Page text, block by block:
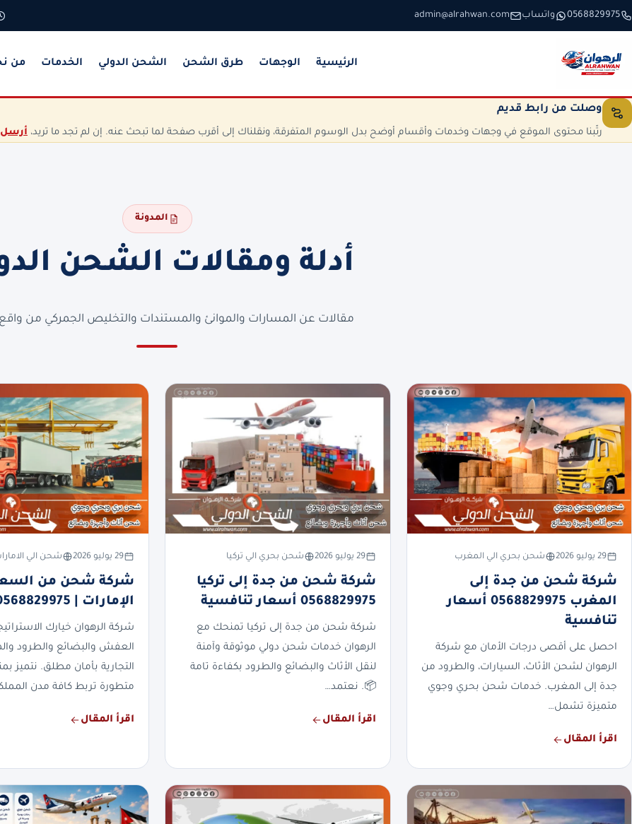
تخطَّ إلى المحتوى
0568829975 واتساب admin@alrahwan.com
الرئيسية الوجهات طرق الشحن الشحن الدولي الخدمات من
وصلت من رابط قديم
رتّبنا محتوى الموقع في وجهات وخدمات وأقسام أوضح بدل الوسوم المتفرقة، ونقلناك إلى أقرب صفحة لما تبحث عنه. إن لم تجد ما تريد، أرسل
المدونة
أدلة ومقالات الشحن
مقالات عن المسارات والموانئ والمستندات والتخليص الجمركي من واقع
29 يوليو 2026 شحن بحري الي المغرب
شركة شحن من جدة إلى
المغرب 0568829975 أسعار
تنافسية
احصل على أقصى درجات الأمان مع شركة
الرهوان لشحن الأثاث، السيارات، والطرود من
جدة إلى المغرب. خدمات شحن بحري وجوي
متميزة تشمل…
اقرأ المقال
29 يوليو 2026 شحن بحري الي تركيا
شركة شحن من جدة إلى تركيا
0568829975 أسعار تنافسية
شركة شحن من جدة إلى تركيا تمنحك مع
الرهوان خدمات شحن دولي موثوقة وآمنة
لنقل الأثاث والبضائع والطرود بكفاءة تامة
📦. نعتمد…
اقرأ المقال
29 يوليو 2026 شحن الي
شركة شحن من
الإمارات | 0568829975
شركة الرهوان خيارك
العفش والبضائع والطرود
التجارية بأمان مطلق. نتميز
متطورة تربط كافة مدن
اقرأ المقال